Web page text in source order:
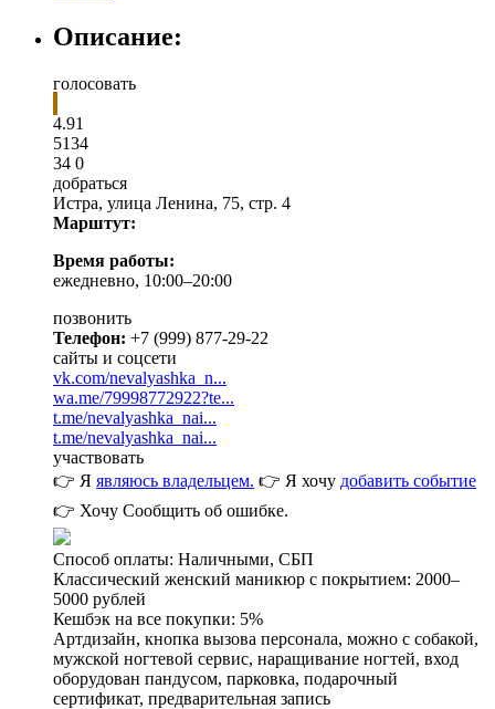
Описание:
голосовать
4.91
5134
34 0
добраться
Истра, улица Ленина, 75, стр. 4
Марштут:
Время работы:
ежедневно, 10:00–20:00
позвонить
Телефон: +7 (999) 877-29-22
сайты и соцсети
vk.com/nevalyashka_n...
wa.me/79998772922?te...
t.me/nevalyashka_nai...
t.me/nevalyashka_nai...
участвовать
👉 Я являюсь владельцем. 👉 Я хочу добавить событие
👉 Хочу Сообщить об ошибке.
Способ оплаты: Наличными, СБП
Классический женский маникюр с покрытием: 2000–
5000 рублей
Кешбэк на все покупки: 5%
Артдизайн, кнопка вызова персонала, можно с собакой,
мужской ногтевой сервис, наращивание ногтей, вход
оборудован пандусом, парковка, подарочный
сертификат, предварительная запись